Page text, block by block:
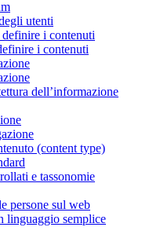
utenti
i contenuti
i contenuti
dell’informazione
(content type)
e tassonomie
persone sul web
linguaggio semplice